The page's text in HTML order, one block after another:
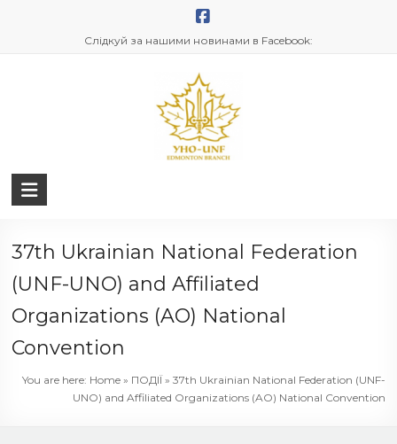
Слідкуй за нашими новинами в Facebook:
UNF
37th Ukrainian National Federation
(UNF-UNO) and Affiliated
Organizations (AO) National
Convention
You are here: Home» ПОДІЇ» 37th Ukrainian National Federation (UNF-
UNO) and Affiliated Organizations (AO) National Convention